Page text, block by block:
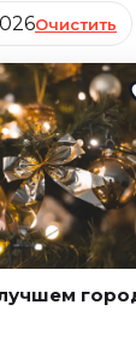
Очистить